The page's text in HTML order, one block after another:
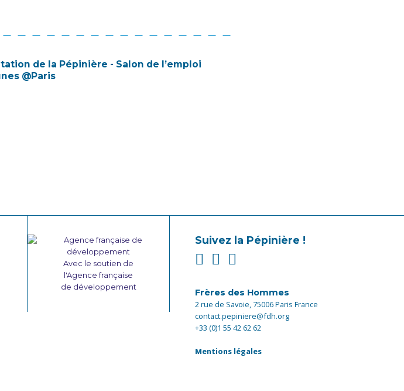
de la Pépinière - Salon de l’emploi
@Paris
Avec le soutien de
l'Agence française
de développement
Suivez la Pépinière !
Frères des Hommes
2 rue de Savoie, 75006 Paris France
contact.pepiniere@fdh.org
+33 (0)1 55 42 62 62
Mentions légales